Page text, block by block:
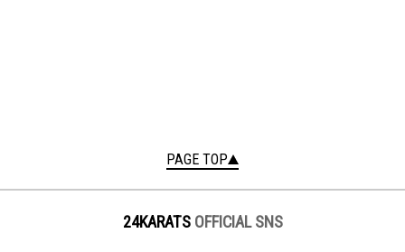
PAGE TOP
24KARATS OFFICIAL SNS